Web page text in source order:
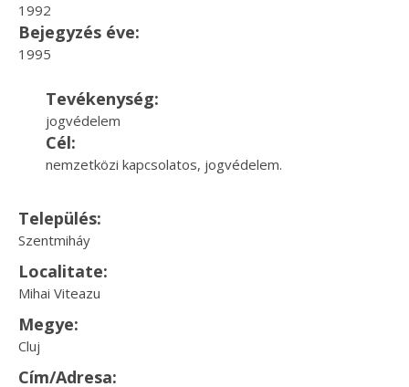
1992
Bejegyzés éve:
1995
Tevékenység:
jogvédelem
Cél:
nemzetközi kapcsolatos, jogvédelem.
Település:
Szentmiháy
Localitate:
Mihai Viteazu
Megye:
Cluj
Cím/Adresa: